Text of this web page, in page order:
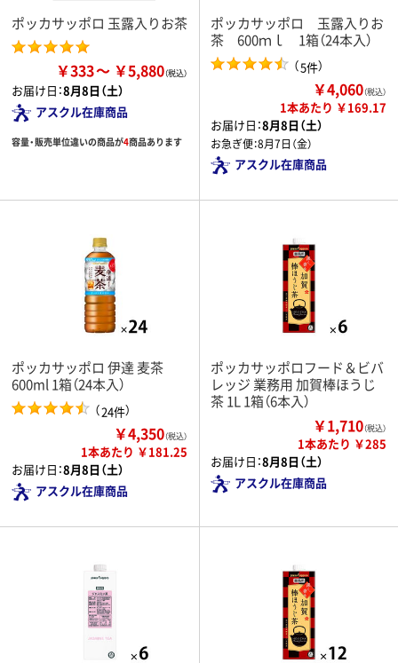
ポッカサッポロ 玉露入りお茶
￥333 ￥5,880
お届け日：8月8日（土）
アスクル在庫商品
容量・販売単位違いの商品が4商品あります
ポッカサッポロ 玉露入りお
茶 600ｍｌ 1箱（24本入）
（5件）
￥4,060（税込）
1本あたり ￥169.17
お届け日：8月8日（土）
お急ぎ便：8月7日（金）
アスクル在庫商品
ポッカサッポロ 伊達 麦茶
600ml 1箱（24本入）
（24件）
￥4,350（税込）
1本あたり ￥181.25
お届け日：8月8日（土）
アスクル在庫商品
ポッカサッポロフード＆ビバ
レッジ 業務用 加賀棒ほうじ
茶 1L 1箱（6本入）
￥1,710（税込）
1本あたり ￥285
お届け日：8月8日（土）
アスクル在庫商品